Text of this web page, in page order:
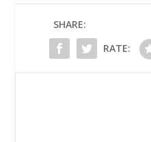
SHARE:
RATE: